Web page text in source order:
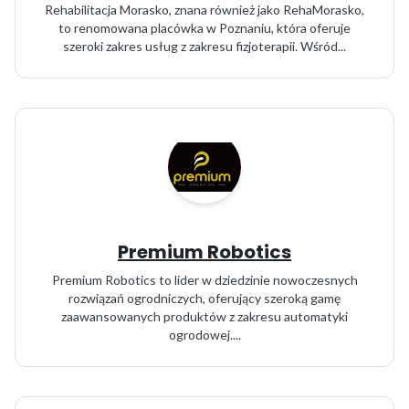
Rehabilitacja Morasko, znana również jako RehaMorasko,
to renomowana placówka w Poznaniu, która oferuje
szeroki zakres usług z zakresu fizjoterapii. Wśród...
Premium Robotics
Premium Robotics to lider w dziedzinie nowoczesnych
rozwiązań ogrodniczych, oferujący szeroką gamę
zaawansowanych produktów z zakresu automatyki
ogrodowej....